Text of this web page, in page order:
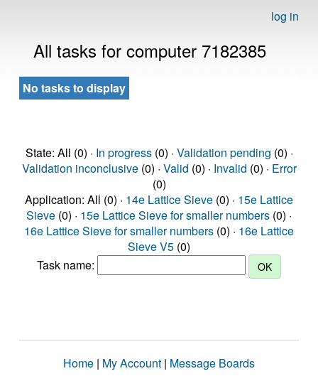
log in
All tasks for computer 7182385
No tasks to display
State: All (0) · In progress(0) · Validation pending (0) ·
Validation inconclusive(0) · Valid (0) · Invalid (0) · Error
(0)
Application: All (0) · 14e Lattice Sieve (0) · 15e Lattice
Sieve (0) · 15e Lattice Sieve for smaller numbers (0) ·
16e Lattice Sieve for smaller numbers (0) · 16e Lattice
Sieve V5 (0)
Task name:
Home | My Account | Message Boards